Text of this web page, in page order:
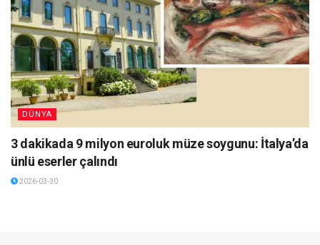
DÜNYA
3 dakikada 9 milyon euroluk müze soygunu: İtalya’da
ünlü eserler çalındı
2026-03-30